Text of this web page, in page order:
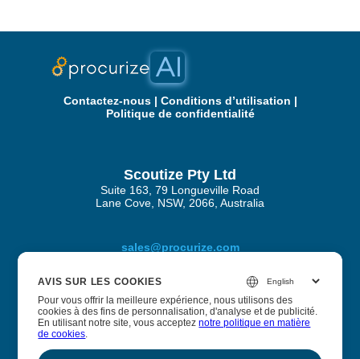
Contactez‑nous| Conditions d’utilisation |
Politique de confidentialité
Scoutize Pty Ltd
Suite 163, 79 Longueville Road
Lane Cove, NSW, 2066, Australia
sales@procurize.com
À propos de Procurize IA
Nous aidons les entreprises à éliminer le travail manuel des
AVIS SUR LES COOKIES
Pour vous offrir la meilleure expérience, nous utilisons des
cookies à des fins de personnalisation, d'analyse et de publicité.
En utilisant notre site, vous accepteznotre politique en matière
de cookies.